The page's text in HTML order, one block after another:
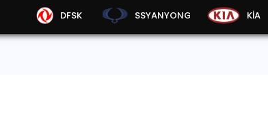
DFSK SSYANYONG KİA